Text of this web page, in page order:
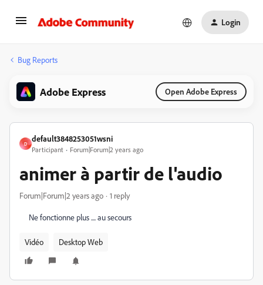
Login
Bug Reports
Adobe Express Open Adobe Express
D
default3848253051wsni
Participant Forum|Forum|2 years ago
animer à partir de l'audio
Forum|Forum|2 years ago 1 reply
Ne fonctionne plus .... au secours
Vidéo Desktop Web